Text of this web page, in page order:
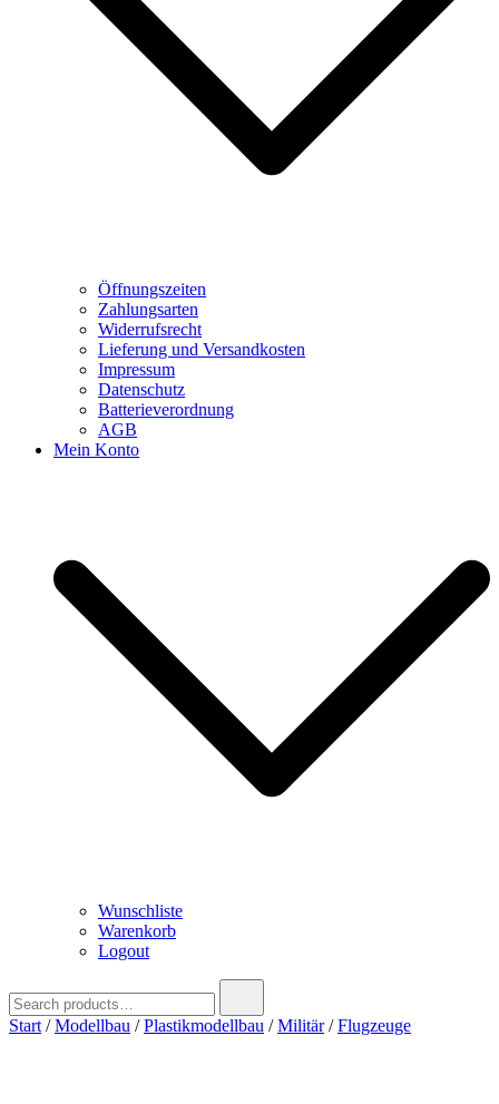
Öffnungszeiten
Zahlungsarten
Widerrufsrecht
Lieferung und Versandkosten
Impressum
Datenschutz
Batterieverordnung
AGB
Mein Konto
Wunschliste
Warenkorb
Logout
for:
Start /Modellbau /Plastikmodellbau /Militär/Flugzeuge